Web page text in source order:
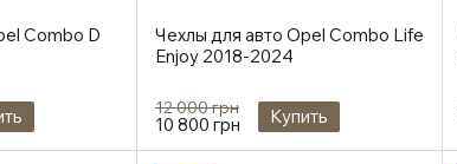
Combo D
Чехлы для авто Opel Combo Life
Enjoy 2018-2024
12 000 грн
10 800 грн Купить